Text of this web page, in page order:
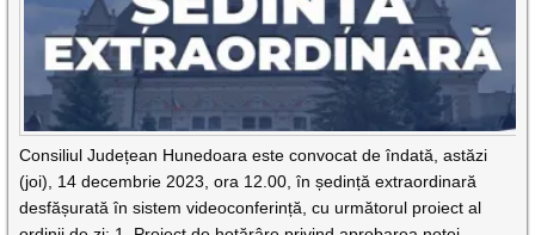
Consiliul Județean Hunedoara este convocat de îndată, astăzi
(joi), 14 decembrie 2023, ora 12.00, în ședință extraordinară
desfășurată în sistem videoconferință, cu următorul proiect al